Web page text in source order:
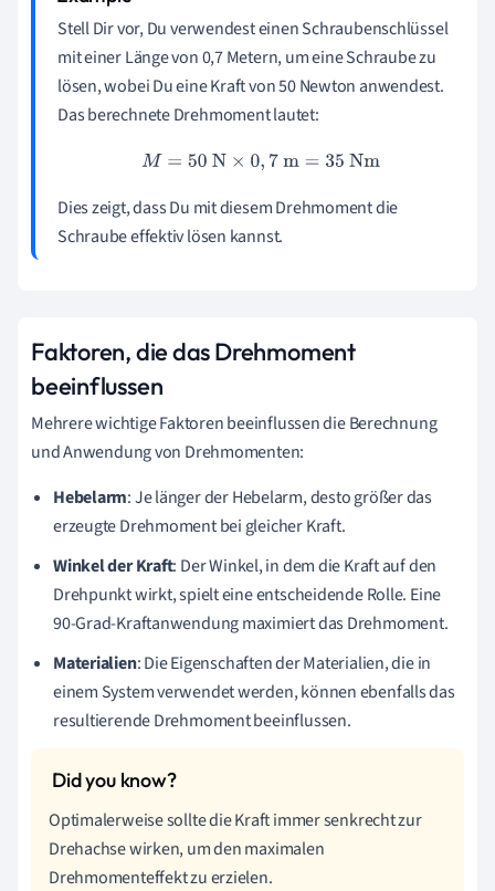
Stell Dir vor, Du verwendest einen Schraubenschlüssel
mit einer Länge von 0,7 Metern, um eine Schraube zu
lösen, wobei Du eine Kraft von 50 Newton anwendest.
Das berechnete Drehmoment lautet:
M=50N× 0,7 m=35Nm
Dies zeigt, dass Du mit diesem Drehmoment die
Schraube effektiv lösen kannst.
Faktoren, die das Drehmoment
beeinflussen
Mehrere wichtige Faktoren beeinflussen die Berechnung
und Anwendung von Drehmomenten:
Hebelarm: Je länger der Hebelarm, desto größer das
erzeugte Drehmoment bei gleicher Kraft.
Winkel der Kraft: Der Winkel, in dem die Kraft auf den
Drehpunkt wirkt, spielt eine entscheidende Rolle. Eine
90-Grad-Kraftanwendung maximiert das Drehmoment.
Materialien: Die Eigenschaften der Materialien, die in
einem System verwendet werden, können ebenfalls das
resultierende Drehmoment beeinflussen.
Optimalerweise sollte die Kraft immer senkrecht zur
Drehachse wirken, um den maximalen
Drehmomenteffekt zu erzielen.